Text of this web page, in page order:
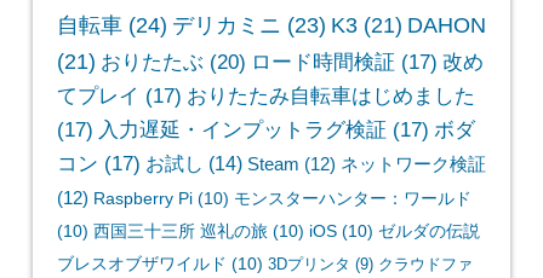
自転車(24) デリカミニ (23) K3(21) DAHON
(21) おりたたぶ (20) ロード時間検証 (17) 改め
てプレイ (17) おりたたみ自転車はじめました
(17) 入力遅延・インプットラグ検証 (17) ボダ
コン (17) お試し (14) Steam (12) ネットワーク検証
(12) Raspberry Pi(10) モンスターハンター：ワールド
(10) 西国三十三所 巡礼の旅(10) iOS(10) ゼルダの伝説
ブレスオブザワイルド (10) 3Dプリンタ (9) クラウドファ